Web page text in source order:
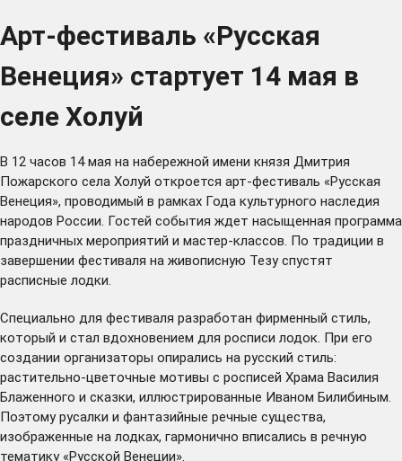
Арт-фестиваль «Русская
Венеция» стартует 14 мая в
селе Холуй
В 12 часов 14 мая на набережной имени князя Дмитрия
Пожарского села Холуй откроется арт-фестиваль «Русская
Венеция», проводимый в рамках Года культурного наследия
народов России. Гостей события ждет насыщенная программа
праздничных мероприятий и мастер-классов. По традиции в
завершении фестиваля на живописную Тезу спустят
расписные лодки.
Специально для фестиваля разработан фирменный стиль,
который и стал вдохновением для росписи лодок. При его
создании организаторы опирались на русский стиль:
растительно-цветочные мотивы с росписей Храма Василия
Блаженного и сказки, иллюстрированные Иваном Билибиным.
Поэтому русалки и фантазийные речные существа,
изображенные на лодках, гармонично вписались в речную
тематику «Русской Венеции».